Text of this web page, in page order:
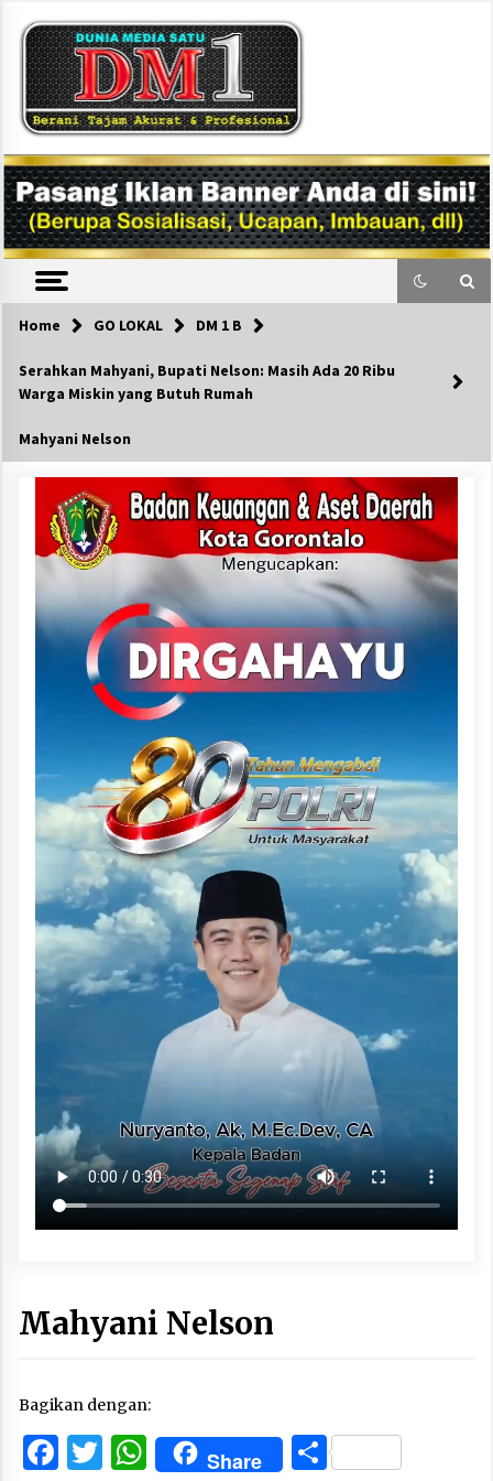
content
DM1
Home GO LOKAL DM 1 B
Serahkan Mahyani, Bupati Nelson: Masih Ada 20 Ribu
Warga Miskin yang Butuh Rumah
Mahyani Nelson
Mahyani Nelson
Bagikan dengan:
Facebook
Twitter
WhatsApp
Share Share